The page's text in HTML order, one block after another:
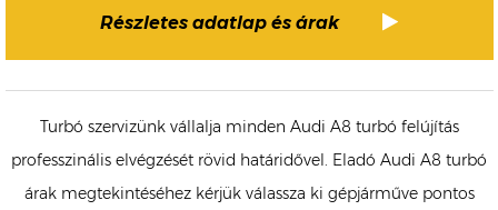
Részletes adatlap és árak
Turbó szervizünk vállalja minden Audi A8 turbó felújítás
professzinális elvégzését rövid határidővel. Eladó Audi A8 turbó
árak megtekintéséhez kérjük válassza ki gépjárműve pontos